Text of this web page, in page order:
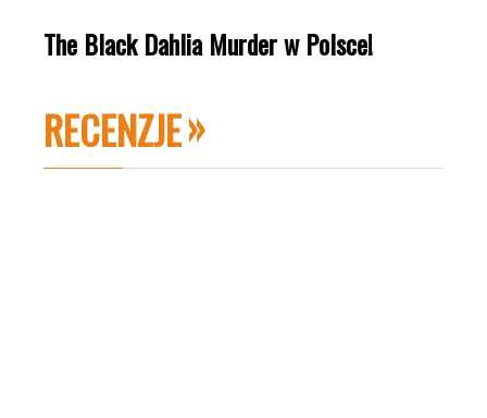
The Black Dahlia Murder w Polsce!
RECENZJE